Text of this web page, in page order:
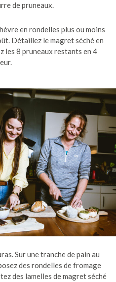
de pruneaux.
en rondelles plus ou moins
Détaillez le magret séché en
les 8 pruneaux restants en 4
Sur une tranche de pain au
des rondelles de fromage
des lamelles de magret séché